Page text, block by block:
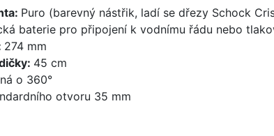
Puro (barevný nástřik, ladí se dřezy Schock
baterie pro připojení k vodnímu řádu nebo
274 mm
45 cm
o 360°
otvoru 35 mm